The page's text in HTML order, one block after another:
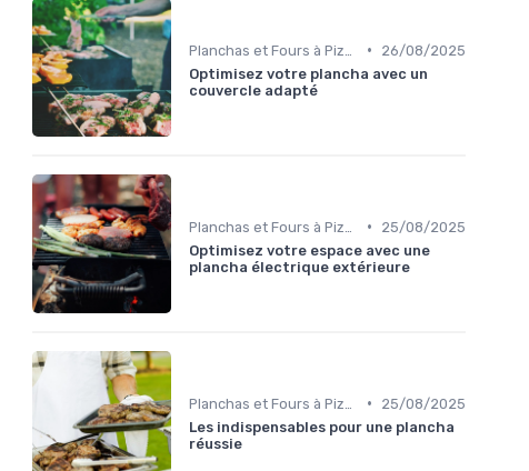
•
26/08/2025
Optimisez votre plancha avec un
couvercle adapté
•
25/08/2025
Optimisez votre espace avec une
plancha électrique extérieure
•
25/08/2025
Les indispensables pour une plancha
réussie